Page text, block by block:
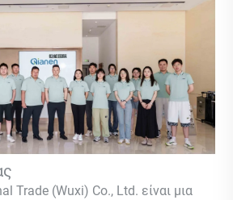
Trade (Wuxi) Co., Ltd. είναι μια